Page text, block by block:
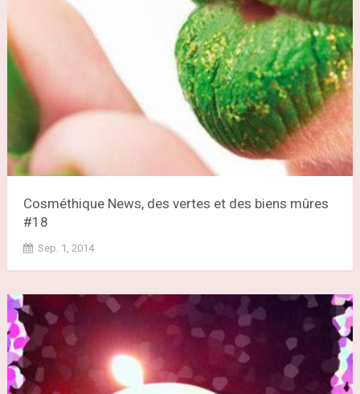
Cosméthique News, des vertes et des biens mûres
#18
Sep. 1, 2014